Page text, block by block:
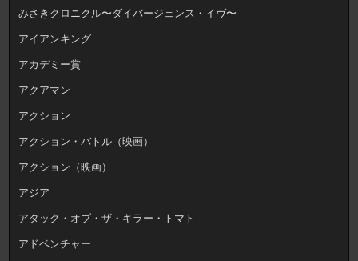
みさきクロニクル〜ダイバージェンス・イヴ〜
アイアンキング
アカデミー賞
アクアマン
アクション
アクション・バトル（映画）
アクション（映画）
アジア
アタック・オブ・ザ・キラー・トマト
アドベンチャー